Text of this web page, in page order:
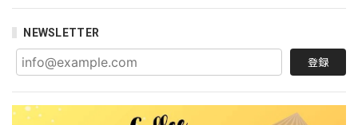
NEWSLETTER
登録